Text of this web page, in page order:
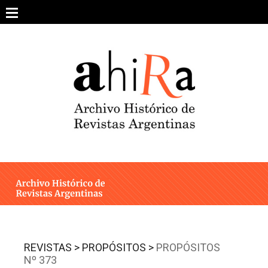
content
ARCHIVO DE REVISTAS
ESTUDIOS CRÍTICOS
INTEGRANTES
CONTACTO
REVISTAS > PROPÓSITOS > PROPÓSITOS
Nº 373